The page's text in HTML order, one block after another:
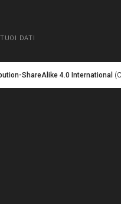
DATI
ShareAlike 4.0 International